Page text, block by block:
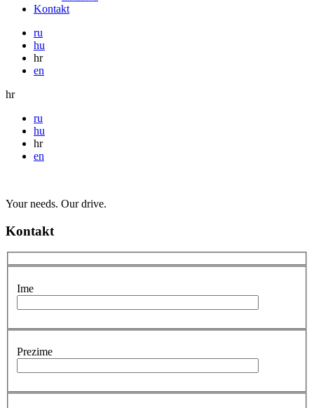
Kontakt
ru
hu
hr
en
hr
ru
hu
hr
en
Your needs. Our drive.
Kontakt
Ime
Prezime